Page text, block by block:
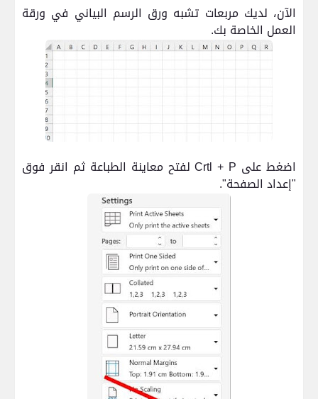
الآن، لديك مربعات تشبه ورق الرسم البياني في ورقة
العمل الخاصة بك.
اضغط على Crtl + Pلفتح معاينة الطباعة ثم انقر فوق
"إعداد الصفحة".